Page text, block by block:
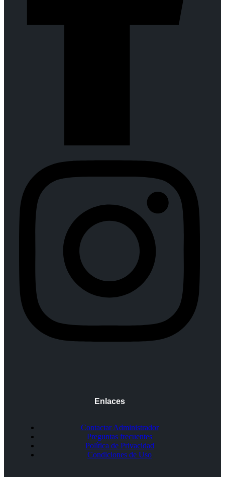
Enlaces
Contactar Administrador
Preguntas frecuentes
Política de Privacidad
Condiciones de Uso